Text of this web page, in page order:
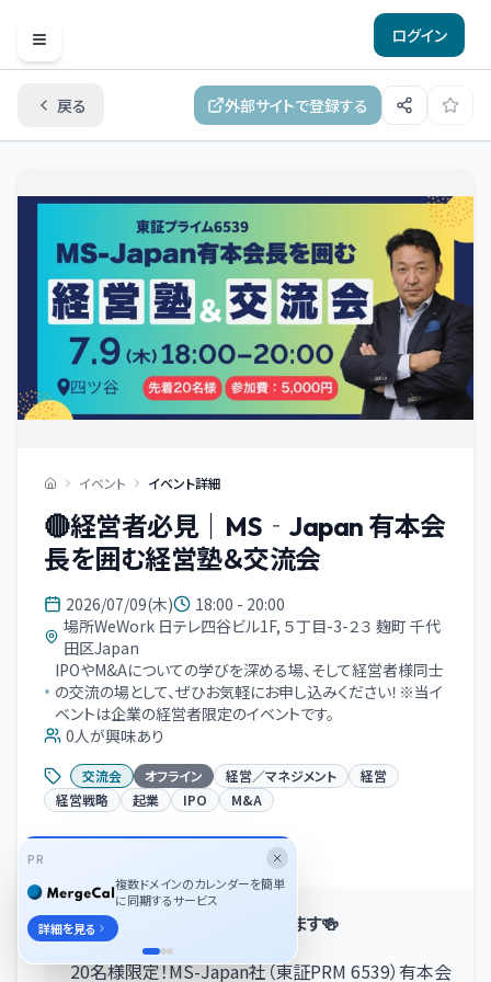
Open menu
ログイン
戻る 外部サイトで登録する
イベント イベント詳細
🔴経営者必見｜MS‐Japan 有本会
長を囲む経営塾＆交流会
2026/07/09(木)
18:00 - 20:00
場所WeWork 日テレ四谷ビル1F, ５丁目-3-２３ 麹町 千代
田区Japan
IPOやM&Aについての学びを深める場、そして経営者様同士
の交流の場として、ぜひお気軽にお申し込みください！※当イ
ベントは企業の経営者限定のイベントです。
0人が興味あり
交流会 オフライン 経営／マネジメント
経営
経営戦略
起業 IPO M&A
🍻経営者限定交流会を開催します🍻
20名様限定！MS-Japan社（東証PRM 6539）有本会
PR
複数ドメインのカレンダーを簡単
に同期するサービス
詳細を見る